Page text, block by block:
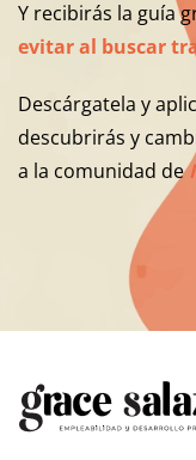
Y recibirás la guía
evitar al buscar
Descárgatela y
descubrirás y
a la comunidad de